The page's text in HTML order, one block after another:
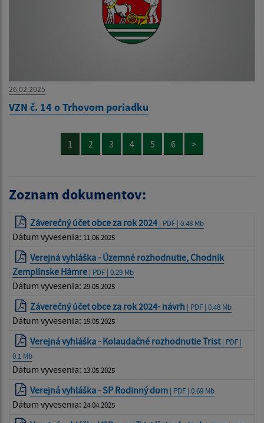
26.02.2025
VZN č. 14 o Trhovom poriadku
1 2 3 4 5 6 >
Zoznam dokumentov:
Záverečný účet obce za rok 2024 | PDF | 0.48 Mb
Dátum vyvesenia: 11.06.2025
Verejná vyhláška - Územné rozhodnutie, Chodník
Zemplínske Hámre | PDF | 0.29 Mb
Dátum vyvesenia: 29.05.2025
Záverečný účet obce za rok 2024- návrh | PDF | 0.48 Mb
Dátum vyvesenia: 19.05.2025
Verejná vyhláška - Kolaudačné rozhodnutie Trist| PDF |
0.1 Mb
Dátum vyvesenia: 13.05.2025
Verejná vyhláška - SP Rodinný dom | PDF | 0.69 Mb
Dátum vyvesenia: 24.04.2025